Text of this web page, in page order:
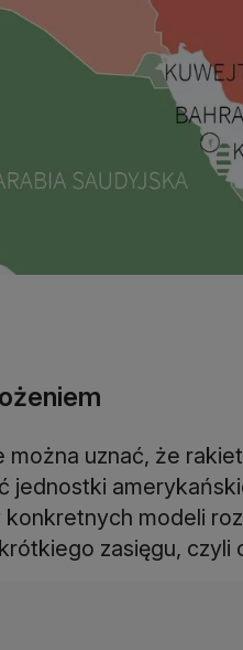
uznać, że
jednostki
modeli
zasięgu, czyli